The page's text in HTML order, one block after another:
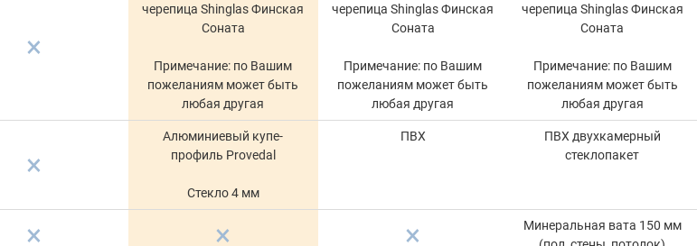
черепица Shinglas Финская
Соната
Примечание: по Вашим
пожеланиям может быть
любая другая
черепица Shinglas Финская
Соната
Примечание: по Вашим
пожеланиям может быть
любая другая
черепица Shinglas Финская
Соната
Примечание: по Вашим
пожеланиям может быть
любая другая
Алюминиевый купе-
профиль Provedal
Стекло 4 мм
ПВХ
ПВХ двухкамерный
стеклопакет
Минеральная вата 150 мм